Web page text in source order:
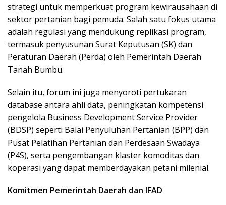
strategi untuk memperkuat program kewirausahaan di
sektor pertanian bagi pemuda. Salah satu fokus utama
adalah regulasi yang mendukung replikasi program,
termasuk penyusunan Surat Keputusan (SK) dan
Peraturan Daerah (Perda) oleh Pemerintah Daerah
Tanah Bumbu.
Selain itu, forum ini juga menyoroti pertukaran
database antara ahli data, peningkatan kompetensi
pengelola Business Development Service Provider
(BDSP) seperti Balai Penyuluhan Pertanian (BPP) dan
Pusat Pelatihan Pertanian dan Perdesaan Swadaya
(P4S), serta pengembangan klaster komoditas dan
koperasi yang dapat memberdayakan petani milenial.
Komitmen Pemerintah Daerah dan IFAD